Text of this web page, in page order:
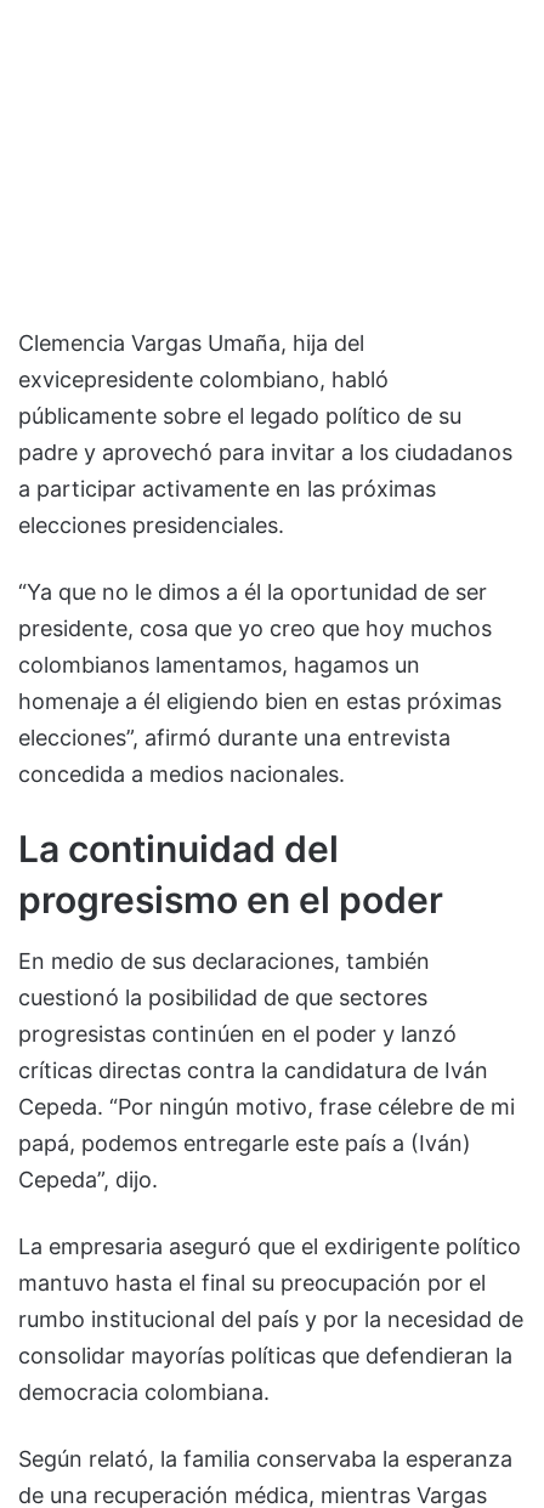
Clemencia Vargas Umaña, hija del
exvicepresidente colombiano, habló
públicamente sobre el legado político de su
padre y aprovechó para invitar a los ciudadanos
a participar activamente en las próximas
elecciones presidenciales.
“Ya que no le dimos a él la oportunidad de ser
presidente, cosa que yo creo que hoy muchos
colombianos lamentamos, hagamos un
homenaje a él eligiendo bien en estas próximas
elecciones”, afirmó durante una entrevista
concedida a medios nacionales.
La continuidad del
progresismo en el poder
En medio de sus declaraciones, también
cuestionó la posibilidad de que sectores
progresistas continúen en el poder y lanzó
críticas directas contra la candidatura de Iván
Cepeda. “Por ningún motivo, frase célebre de mi
papá, podemos entregarle este país a (Iván)
Cepeda”, dijo.
La empresaria aseguró que el exdirigente político
mantuvo hasta el final su preocupación por el
rumbo institucional del país y por la necesidad de
consolidar mayorías políticas que defendieran la
democracia colombiana.
Según relató, la familia conservaba la esperanza
de una recuperación médica, mientras Vargas